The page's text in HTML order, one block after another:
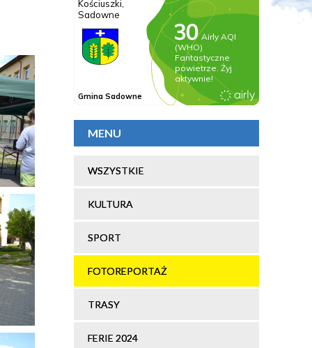
MENU
WSZYSTKIE
KULTURA
SPORT
FOTOREPORTAŻ
TRASY
FERIE 2024